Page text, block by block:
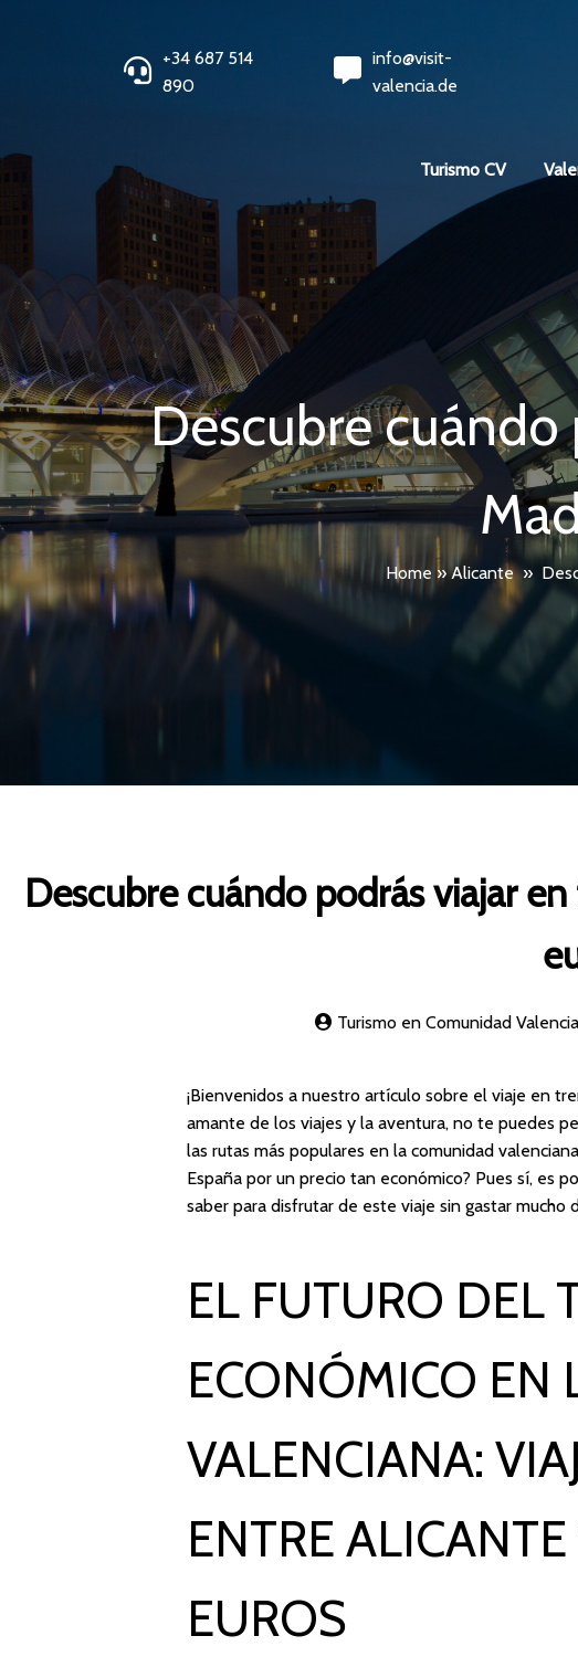
+34 687 514
890
info@visit-
valencia.de
Turismo CV
Descubre
Home »Alicante »
Descubre cuándo podrás viajar
Turismo en Comunidad
¡Bienvenidos a nuestro artículo sobre el viaje en
amante de los viajes y la aventura, no te puedes
las rutas más populares en la comunidad
España por un precio tan económico? Pues sí, es
saber para disfrutar de este viaje sin gastar mucho
EL FUTURO DEL
ECONÓMICO EN
VALENCIANA:
ENTRE
EUROS